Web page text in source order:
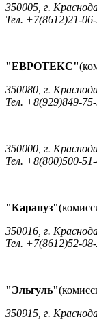
350005, г.
Тел. +7(8612)21-
"ЕВРОТЕКС"
350080, г.
Тел. +8(929)849-
350000, г.
Тел. +8(800)500-
"Карапуз"
350016, г.
Тел. +7(8612)52-
"Эльгуль"
350915, г.